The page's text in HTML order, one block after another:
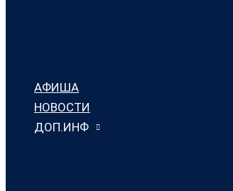
АФИША
НОВОСТИ
ДОП.ИНФ